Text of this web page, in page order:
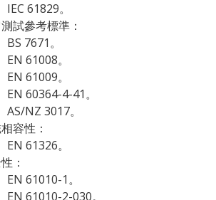
IEC 61829。
試參考標準：
BS 7671。
EN 61008。
EN 61009。
EN 60364-4-41。
AS/NZ 3017。
容性：
EN 61326。
：
EN 61010-1。
EN 61010-2-030。